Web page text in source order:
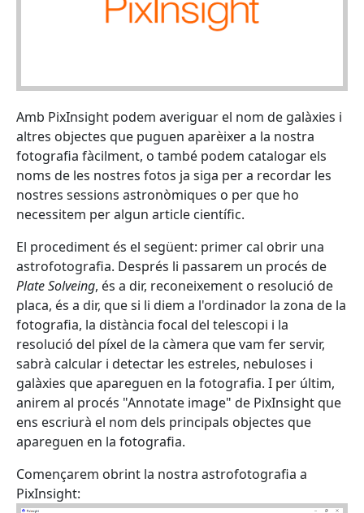
Amb PixInsight podem averiguar el nom de galàxies i
altres objectes que puguen aparèixer a la nostra
fotografia fàcilment, o també podem catalogar els
noms de les nostres fotos ja siga per a recordar les
nostres sessions astronòmiques o per que ho
necessitem per algun article científic.
El procediment és el següent: primer cal obrir una
astrofotografia. Després li passarem un procés de
Plate Solveing, és a dir, reconeixement o resolució de
placa, és a dir, que si li diem a l'ordinador la zona de la
fotografia, la distància focal del telescopi i la
resolució del píxel de la càmera que vam fer servir,
sabrà calcular i detectar les estreles, nebuloses i
galàxies que apareguen en la fotografia. I per últim,
anirem al procés "Annotate image" de PixInsight que
ens escriurà el nom dels principals objectes que
apareguen en la fotografia.
Començarem obrint la nostra astrofotografia a
PixInsight: